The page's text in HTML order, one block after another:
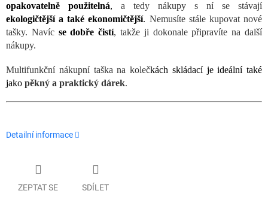
opakovatelně použitelná, a tedy nákupy s ní se stávají
ekologičtější a také ekonomičtější. Nemusíte stále kupovat nové
tašky. Navíc se dobře čistí, takže ji dokonale připravíte na další
nákupy.
Multifunkční nákupní taška na kolečkách skládací je ideální také
jako pěkný a praktický dárek.
Detailní informace
ZEPTAT SE SDÍLET